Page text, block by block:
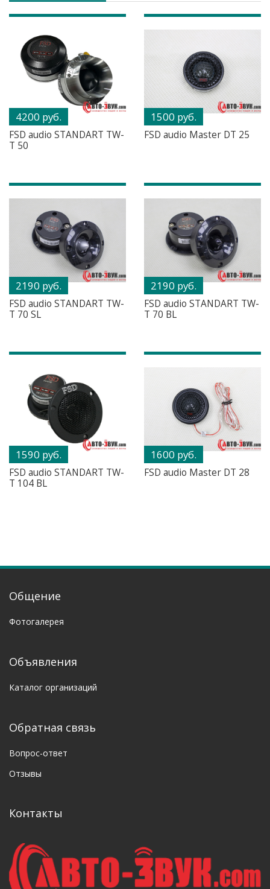
4200 руб.
FSD audio STANDART TW-
T 50
1500 руб.
FSD audio Master DT 25
2190 руб.
FSD audio STANDART TW-
T 70 SL
2190 руб.
FSD audio STANDART TW-
T 70 BL
1590 руб.
FSD audio STANDART TW-
T 104 BL
1600 руб.
FSD audio Master DT 28
Общение
Фотогалерея
Объявления
Каталог организаций
Обратная связь
Вопрос-ответ
Отзывы
Контакты